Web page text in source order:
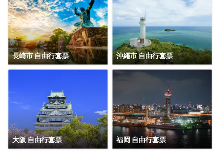
長崎市 自由行套票 沖繩市 自由行套票
大阪 自由行套票 福岡 自由行套票